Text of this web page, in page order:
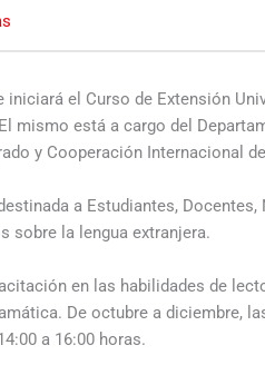
iniciará el Curso de Extensión
mismo está a cargo del
y Cooperación Internacional
a Estudiantes,
sobre la lengua extranjera.
en las habilidades de
De octubre a diciembre,
a 16:00 horas.